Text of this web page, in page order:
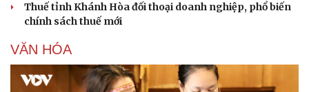
Thuế tỉnh Khánh Hòa đối thoại doanh nghiệp, phổ biến
chính sách thuế mới
VĂN HÓA